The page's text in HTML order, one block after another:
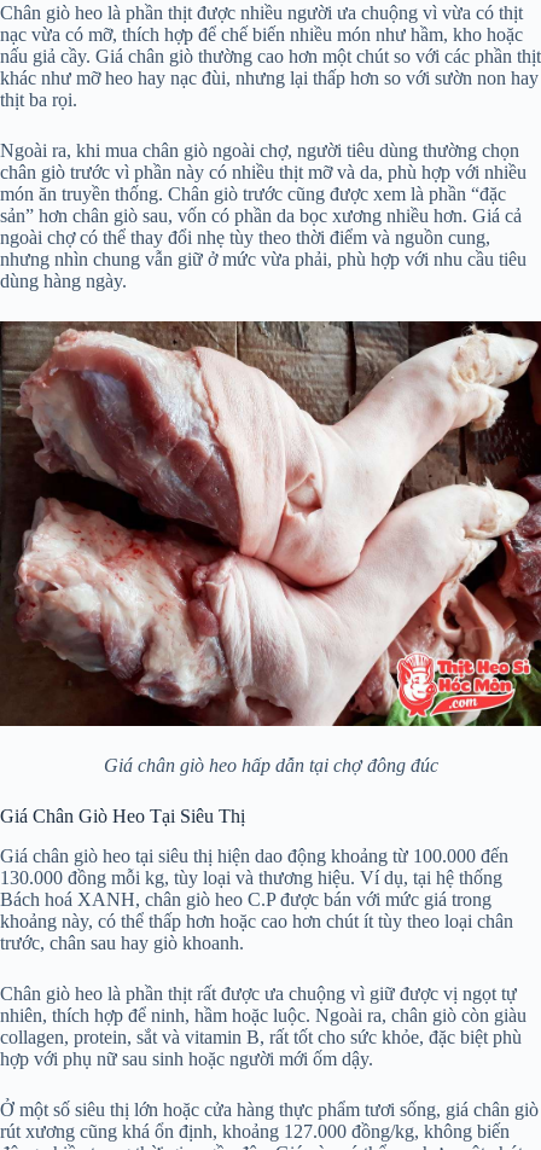
Chân giò heo là phần thịt được nhiều người ưa chuộng vì vừa có thịt
nạc vừa có mỡ, thích hợp để chế biến nhiều món như hầm, kho hoặc
nấu giả cầy. Giá chân giò thường cao hơn một chút so với các phần thịt
khác như mỡ heo hay nạc đùi, nhưng lại thấp hơn so với sườn non hay
thịt ba rọi.
Ngoài ra, khi mua chân giò ngoài chợ, người tiêu dùng thường chọn
chân giò trước vì phần này có nhiều thịt mỡ và da, phù hợp với nhiều
món ăn truyền thống. Chân giò trước cũng được xem là phần “đặc
sản” hơn chân giò sau, vốn có phần da bọc xương nhiều hơn. Giá cả
ngoài chợ có thể thay đổi nhẹ tùy theo thời điểm và nguồn cung,
nhưng nhìn chung vẫn giữ ở mức vừa phải, phù hợp với nhu cầu tiêu
dùng hàng ngày.
Giá chân giò heo hấp dẫn tại chợ đông đúc
Giá Chân Giò Heo Tại Siêu Thị
Giá chân giò heo tại siêu thị hiện dao động khoảng từ 100.000 đến
130.000 đồng mỗi kg, tùy loại và thương hiệu. Ví dụ, tại hệ thống
Bách hoá XANH, chân giò heo C.P được bán với mức giá trong
khoảng này, có thể thấp hơn hoặc cao hơn chút ít tùy theo loại chân
trước, chân sau hay giò khoanh.
Chân giò heo là phần thịt rất được ưa chuộng vì giữ được vị ngọt tự
nhiên, thích hợp để ninh, hầm hoặc luộc. Ngoài ra, chân giò còn giàu
collagen, protein, sắt và vitamin B, rất tốt cho sức khỏe, đặc biệt phù
hợp với phụ nữ sau sinh hoặc người mới ốm dậy.
Ở một số siêu thị lớn hoặc cửa hàng thực phẩm tươi sống, giá chân giò
rút xương cũng khá ổn định, khoảng 127.000 đồng/kg, không biến